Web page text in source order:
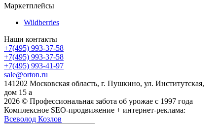
Маркетплейсы
Wildberries
Наши контакты
+7(495) 993-37-58
+7(495) 993-37-58
+7(495) 993-41-97
sale@orton.ru
141202 Московская область, г. Пушкино, ул. Институтская,
дом 15 а
2026 © Профессиональная забота об урожае с 1997 года
Комплексное SEO-продвижение + интернет-реклама:
Всеволод Козлов